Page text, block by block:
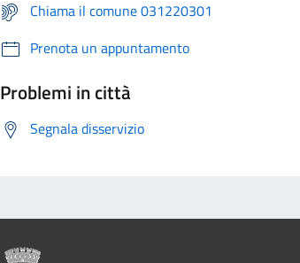
Chiama il comune 031220301
Prenota un appuntamento
Problemi in città
Segnala disservizio